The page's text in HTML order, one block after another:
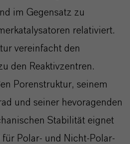
im Gegensatz zu
relativiert.
vereinfacht den
den Reaktivzentren.
Porenstruktur, seinem
und seiner hevoragenden
Stabilität eignet
Polar- und Nicht-Polar-